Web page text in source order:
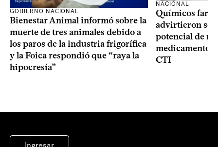
GOBIERNO NACIONAL
Bienestar Animal informó sobre la
muerte de tres animales debido a
los paros de la industria frigorífica
y la Foica respondió que “raya la
hipocresía”
NACIONAL
Químicos
advirtieron
potencial de
medicamentos
CTI